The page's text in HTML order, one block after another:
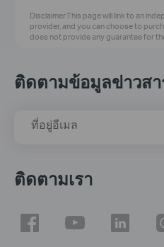
Disclaimer:This page will link to an
provider, and you can choose to
does not provide any guarantee for
ติดตามข้อมูลข่าวสา
ที่อยู่อีเมล
ติดตามเรา